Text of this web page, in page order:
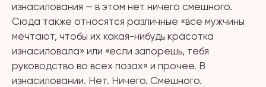
изнасилования — в этом нет ничего смешного.
Сюда также относятся различные «все мужчины
мечтают, чтобы их какая-нибудь красотка
изнасиловала» или «если запорешь, тебя
руководство во всех позах» и прочее. В
изнасиловании. Нет. Ничего. Смешного.